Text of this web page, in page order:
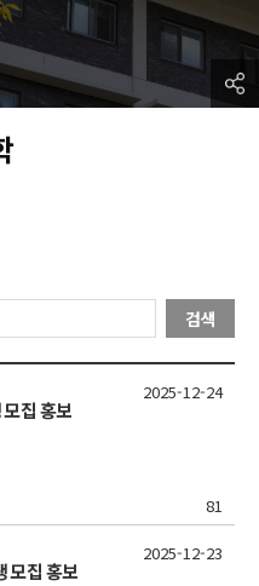
검색
집 홍보
81
2025-12-24
모집 홍보
2025-12-23